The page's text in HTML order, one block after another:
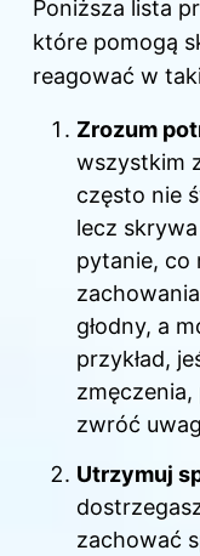
Poniższa lista
które pomogą
reagować w
Zrozum
wszystkim
często nie
lecz
pytanie, co
głodny, a
przykład,
zwróć
Utrzymuj
zachować